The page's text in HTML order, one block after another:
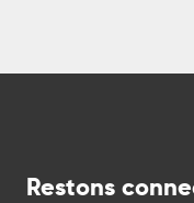
Restons